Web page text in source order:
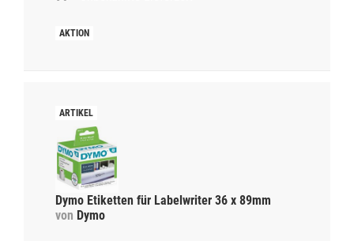
Dymo Etiketten für Labelwriter 36 x 89mm
von Dymo